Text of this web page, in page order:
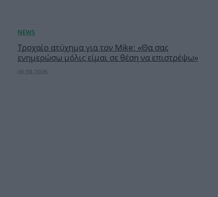
Τροχαίο ατύχημα για τον Mike: «Θα σας
ενημερώσω μόλις είμαι σε θέση να επιστρέψω»
06.08.2026